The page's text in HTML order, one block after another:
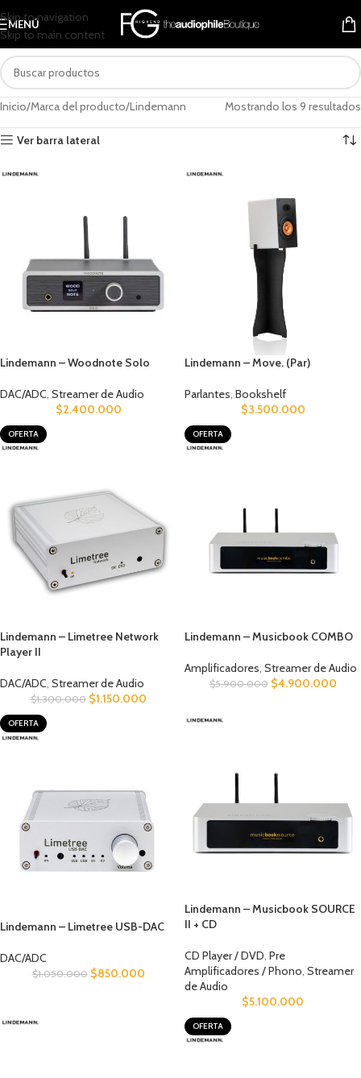
Skip to navigation
Skip to main content
MENÚ
Inicio Marca del producto Lindemann Mostrando los 9 resultados
Ver barra lateral
Lindemann – Woodnote Solo
DAC/ADC Streamer de Audio
$2.400.000
Lindemann – Move. (Par)
Parlantes Bookshelf
$3.500.000
OFERTA
Lindemann – Limetree Network
Player II
DAC/ADC, Streamer de Audio
$1.300.000 $1.150.000
OFERTA
Lindemann – Musicbook COMBO
Amplificadores, Streamer de Audio
$5.900.000 $4.900.000
OFERTA
Lindemann – Limetree USB-DAC
DAC/ADC
$1.050.000 $850.000
Lindemann – Musicbook SOURCE
II + CD
CD Player / DVD, Pre
Amplificadores / Phono, Streamer
de Audio
$5.100.000
OFERTA